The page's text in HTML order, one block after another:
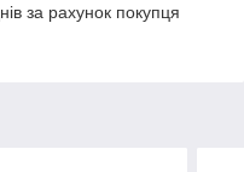
за рахунок покупця